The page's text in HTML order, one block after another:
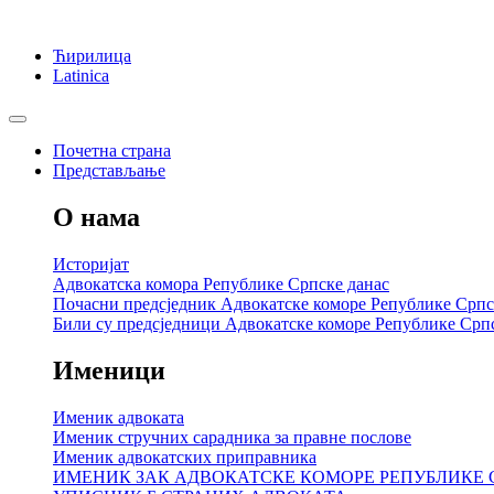
Ћирилица
Latinica
Почетна страна
Представљање
О нама
Историјат
Адвокатска комора Републике Српске данас
Почасни предсједник Адвокатске коморе Републике
Били су предсједници Адвокатске коморе Републике
Именици
Именик адвоката
Именик стручних сарадника за правне послове
Именик адвокатских приправника
ИМЕНИК ЗАК АДВОКАТСКЕ КОМОРЕ РЕПУБЛИКЕ